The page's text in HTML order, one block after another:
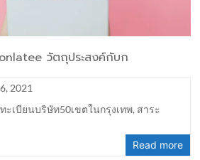
วัตถุประสงค์กับก
2021
ะเบียนบริษัท50เขตในกรุงเทพ, สาระ
Read more